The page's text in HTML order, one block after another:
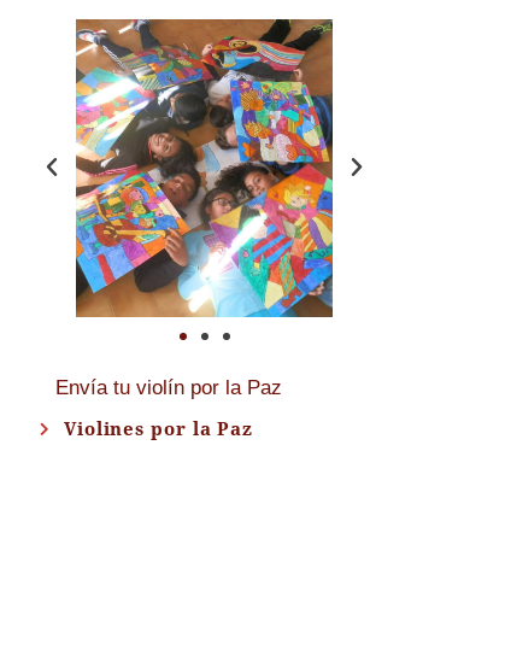
Envía tu violín por la Paz
Violines por la Paz